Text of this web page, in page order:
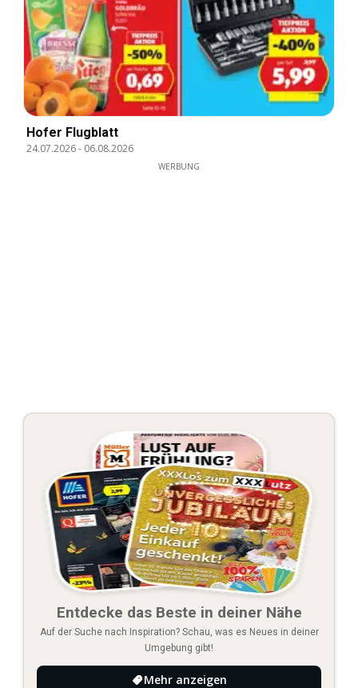
Hofer Flugblatt
24.07.2026- 06.08.2026
WERBUNG
Entdecke das Beste in deiner Nähe
Auf der Suche nach Inspiration? Schau, was es Neues in deiner
Umgebung gibt!
Mehr anzeigen